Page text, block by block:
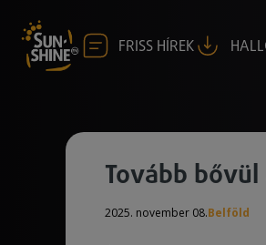
FRISS HÍREK
Tovább
2025. november 08.Belföld